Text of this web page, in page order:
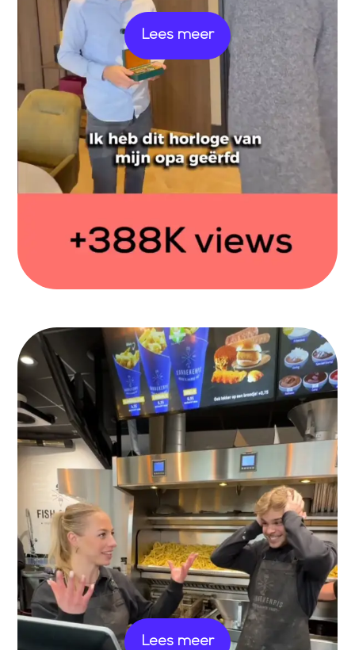
Lees meer
Lees meer